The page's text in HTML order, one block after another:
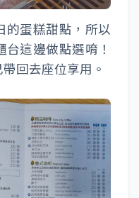
的蛋糕甜點，所以
這邊做點選唷！
回去座位享用。